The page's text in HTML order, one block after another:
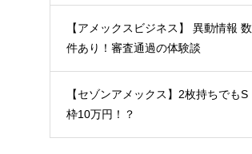
【アメックスビジネス】 異動情報 数
件あり！審査通過の体験談
【セゾンアメックス】2枚持ちでもS
枠10万円！？